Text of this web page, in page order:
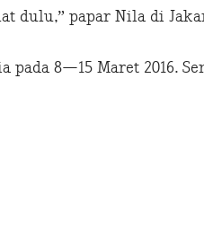
dulu,” papar Nila di
pada 8—15 Maret 2016.